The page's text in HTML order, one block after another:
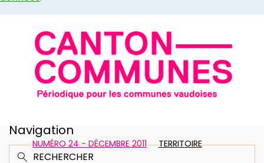
Navigation
NUMÉRO 24 - DÉCEMBRE 2011 TERRITOIRE